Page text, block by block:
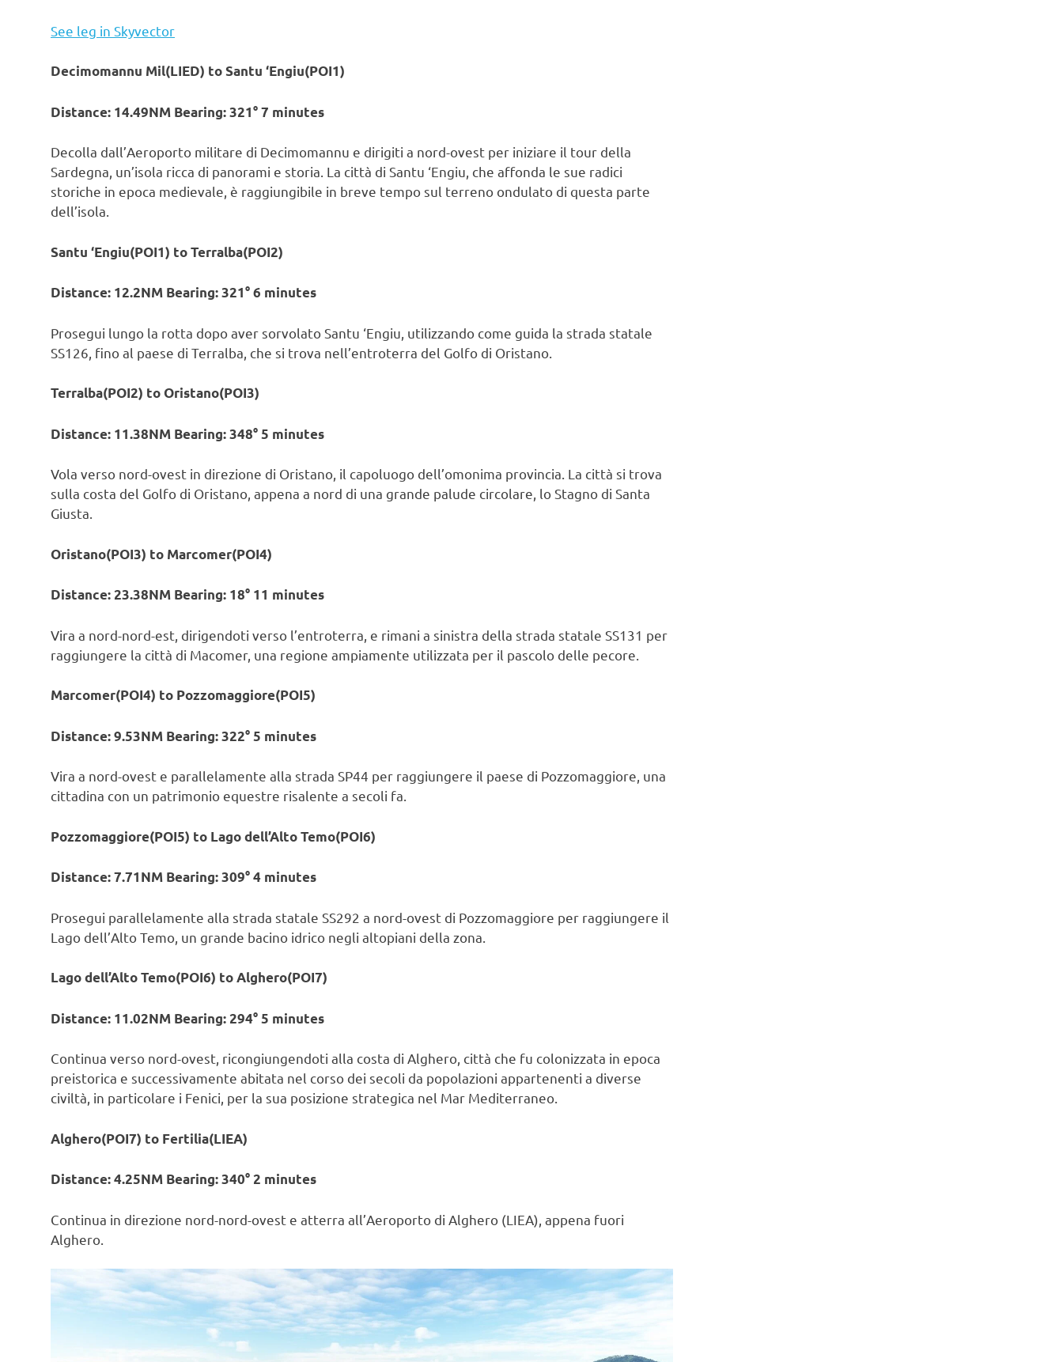
See leg in Skyvector
Decimomannu Mil(LIED) to Santu ‘Engiu(POI1)
Distance: 14.49NM Bearing: 321° 7 minutes
Decolla dall’Aeroporto militare di Decimomannu e dirigiti a nord-ovest per iniziare il tour della
Sardegna, un’isola ricca di panorami e storia. La città di Santu ‘Engiu, che affonda le sue radici
storiche in epoca medievale, è raggiungibile in breve tempo sul terreno ondulato di questa parte
dell’isola.
Santu ‘Engiu(POI1) to Terralba(POI2)
Distance: 12.2NM Bearing: 321° 6 minutes
Prosegui lungo la rotta dopo aver sorvolato Santu ‘Engiu, utilizzando come guida la strada statale
SS126, fino al paese di Terralba, che si trova nell’entroterra del Golfo di Oristano.
Terralba(POI2) to Oristano(POI3)
Distance: 11.38NM Bearing: 348° 5 minutes
Vola verso nord-ovest in direzione di Oristano, il capoluogo dell’omonima provincia. La città si trova
sulla costa del Golfo di Oristano, appena a nord di una grande palude circolare, lo Stagno di Santa
Giusta.
Oristano(POI3) to Marcomer(POI4)
Distance: 23.38NM Bearing: 18° 11 minutes
Vira a nord-nord-est, dirigendoti verso l’entroterra, e rimani a sinistra della strada statale SS131 per
raggiungere la città di Macomer, una regione ampiamente utilizzata per il pascolo delle pecore.
Marcomer(POI4) to Pozzomaggiore(POI5)
Distance: 9.53NM Bearing: 322° 5 minutes
Vira a nord-ovest e parallelamente alla strada SP44 per raggiungere il paese di Pozzomaggiore, una
cittadina con un patrimonio equestre risalente a secoli fa.
Pozzomaggiore(POI5) to Lago dell’Alto Temo(POI6)
Distance: 7.71NM Bearing: 309° 4 minutes
Prosegui parallelamente alla strada statale SS292 a nord-ovest di Pozzomaggiore per raggiungere il
Lago dell’Alto Temo, un grande bacino idrico negli altopiani della zona.
Lago dell’Alto Temo(POI6) to Alghero(POI7)
Distance: 11.02NM Bearing: 294° 5 minutes
Continua verso nord-ovest, ricongiungendoti alla costa di Alghero, città che fu colonizzata in epoca
preistorica e successivamente abitata nel corso dei secoli da popolazioni appartenenti a diverse
civiltà, in particolare i Fenici, per la sua posizione strategica nel Mar Mediterraneo.
Alghero(POI7) to Fertilia(LIEA)
Distance: 4.25NM Bearing: 340° 2 minutes
Continua in direzione nord-nord-ovest e atterra all’Aeroporto di Alghero (LIEA), appena fuori
Alghero.